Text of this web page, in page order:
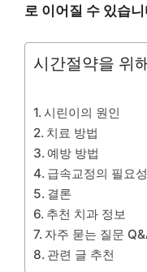
로 이어질 수 있습
시간절약을 위
시린이의 원인
치료 방법
예방 방법
급속교정의 필요성
결론
추천 치과 정보
자주 묻는 질문
관련 글 추천